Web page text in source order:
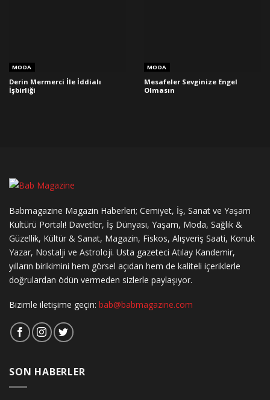
MODA
Derin Mermerci İle İddialı
İşbirliği
MODA
Mesafeler Sevginize Engel
Olmasın
Babmagazine Magazin Haberleri; Cemiyet, İş, Sanat ve Yaşam
Kültürü Portalı! Davetler, İş Dünyası, Yaşam, Moda, Sağlık &
Güzellik, Kültür & Sanat, Magazin, Fiskos, Alışveriş Saati, Konuk
Yazar, Nostalji ve Astroloji. Usta gazeteci Atılay Kandemir,
yılların birikimini hem görsel açıdan hem de kaliteli içeriklerle
doğrulardan ödün vermeden sizlerle paylaşıyor.
Bizimle iletişime geçin: bab@babmagazine.com
SON HABERLER